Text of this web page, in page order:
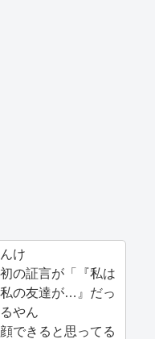
け
の証言が「『私は
の友達が…』だっ
やん
できると思ってる